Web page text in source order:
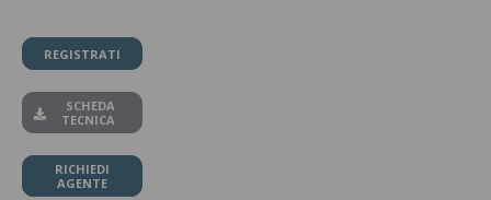
REGISTRATI
SCHEDA
TECNICA
RICHIEDI
AGENTE